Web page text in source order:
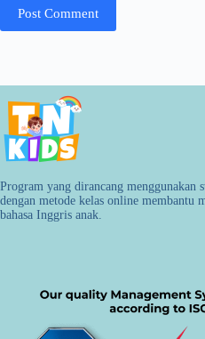
Post Comment
Program yang dirancang menggunakan
dengan metode kelas online membantu
bahasa Inggris anak.